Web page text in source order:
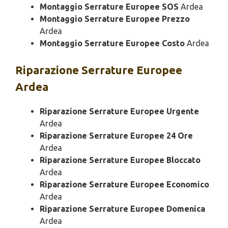
Montaggio Serrature Europee SOS Ardea
Montaggio Serrature Europee Prezzo
Ardea
Montaggio Serrature Europee Costo Ardea
Riparazione Serrature Europee
Ardea
Riparazione Serrature Europee Urgente
Ardea
Riparazione Serrature Europee 24 Ore
Ardea
Riparazione Serrature Europee Bloccato
Ardea
Riparazione Serrature Europee Economico
Ardea
Riparazione Serrature Europee Domenica
Ardea